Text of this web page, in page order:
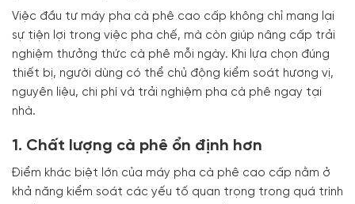
Việc đầu tư máy pha cà phê cao cấp không chỉ mang lại
sự tiện lợi trong việc pha chế, mà còn giúp nâng cấp trải
nghiệm thưởng thức cà phê mỗi ngày. Khi lựa chọn đúng
thiết bị, người dùng có thể chủ động kiểm soát hương vị,
nguyên liệu, chi phí và trải nghiệm pha cà phê ngay tại
nhà.
1. Chất lượng cà phê ổn định hơn
Điểm khác biệt lớn của máy pha cà phê cao cấp nằm ở
khả năng kiểm soát các yếu tố quan trọng trong quá trình